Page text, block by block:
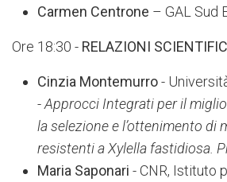
Carmen Centrone – GAL Sud
Ore 18:30 - RELAZIONI
Cinzia Montemurro-
-Approcci Integrati per il
la selezione e l’ottenimento di
resistenti a Xylella fastidiosa.
Maria Saponari - CNR, Istituto